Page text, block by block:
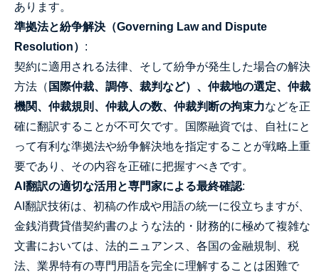
あります。
準拠法と紛争解決（Governing Law and Dispute
Resolution） :
契約に適用される法律、そして紛争が発生した場合の解決
方法（ 国際仲裁、調停、裁判など）、仲裁地の選定、仲裁
機関、仲裁規則、仲裁人の数、仲裁判断の拘束力などを正
確に翻訳することが不可欠です。国際融資では、自社にと
って有利な準拠法や紛争解決地を指定することが戦略上重
要であり、その内容を正確に把握すべきです。
AI翻訳の適切な活用と専門家による最終確認:
AI翻訳技術は、初稿の作成や用語の統一に役立ちますが、
金銭消費貸借契約書のような法的・財務的に極めて複雑な
文書においては、法的ニュアンス、各国の金融規制、税
法、業界特有の専門用語を完全に理解することは困難で